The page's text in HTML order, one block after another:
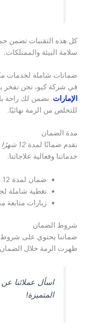
كل هذه التقنيات تضمن
سلامة البيئة والممتلكات.
ضمانات شاملة لخدمات
في شركة كيو، نحن نفخر
الإمارات. نضمن لك راحة
للتخلص من الرمة نهائيًا.
مدة الضمان
نقدم ضمانًا لمدة 12 شهرًا
خدماتنا وفعالية علاجاتنا.
ضمان لمدة 12 شهرًا
تغطية شاملة
زيارات متابعة
شروط الضمان
ضماننا يحتوي على شروط
ظهرت الرمة خلال
اسأل عملائنا عن
المتميزة!